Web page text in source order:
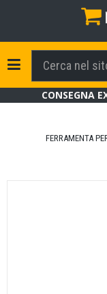
Toggle
CONSEGNA
FERRAMENTA